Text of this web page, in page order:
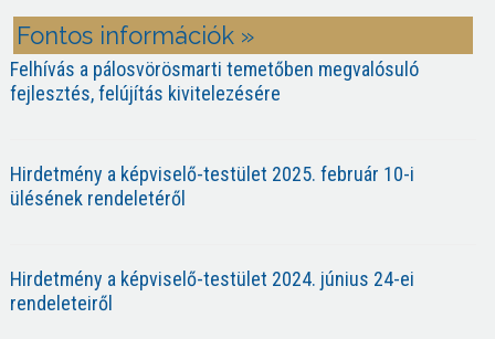
Fontos információk »
Felhívás a pálosvörösmarti temetőben megvalósuló
fejlesztés, felújítás kivitelezésére
Hirdetmény a képviselő-testület 2025. február 10-i
ülésének rendeletéről
Hirdetmény a képviselő-testület 2024. június 24-ei
rendeleteiről